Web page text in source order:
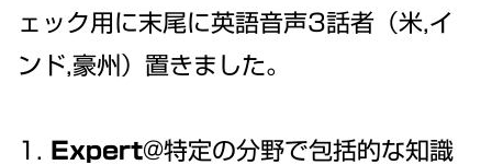
ェック用に末尾に英語音声3話者（米,イ
ンド,豪州）置きました。
Expert@特定の分野で包括的な知識